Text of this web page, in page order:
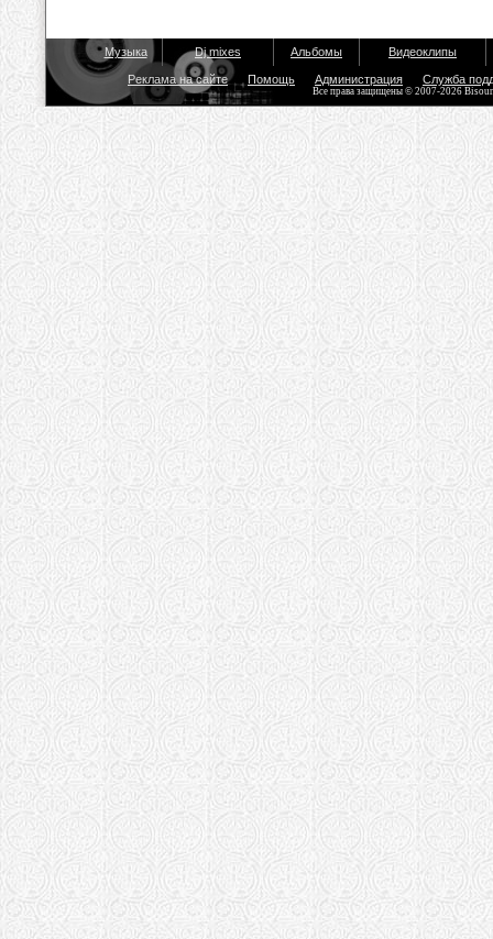
Музыка Dj mixes Альбомы Видеоклипы
Реклама на сайте Помощь Администрация Служба
Все права защищены © 2007-2026